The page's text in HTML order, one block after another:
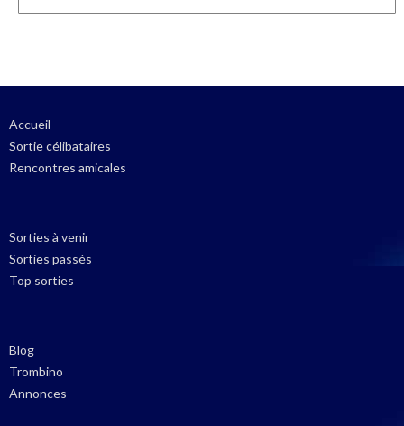
Accueil
Sortie célibataires
Rencontres amicales
Sorties à venir
Sorties passés
Top sorties
Blog
Trombino
Annonces